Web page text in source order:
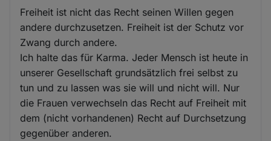
Freiheit ist nicht das Recht seinen Willen gegen
andere durchzusetzen. Freiheit ist der Schutz vor
Zwang durch andere.
Ich halte das für Karma. Jeder Mensch ist heute in
unserer Gesellschaft grundsätzlich frei selbst zu
tun und zu lassen was sie will und nicht will. Nur
die Frauen verwechseln das Recht auf Freiheit mit
dem (nicht vorhandenen) Recht auf Durchsetzung
gegenüber anderen.